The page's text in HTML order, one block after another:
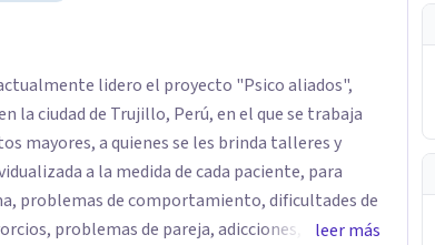
lidero el proyecto "Psico aliados",
la ciudad de Trujillo, Perú, en el que se trabaja
mayores, a quienes se les brinda talleres y
a la medida de cada paciente, para
problemas de comportamiento, dificultades de
problemas de pareja, adicciones, etc, con
leer más